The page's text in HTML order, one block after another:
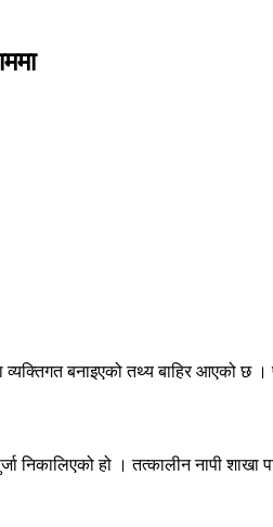
बनाइएको तथ्य बाहिर आएको छ
निकालिएको हो । तत्कालीन नापी